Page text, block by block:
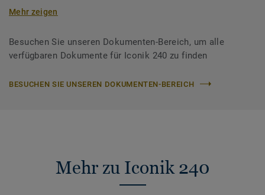
Mehr zeigen
Besuchen Sie unseren Dokumenten-Bereich, um alle
verfügbaren Dokumente für Iconik 240 zu finden
BESUCHEN SIE UNSEREN DOKUMENTEN-BEREICH
Mehr zu Iconik 240